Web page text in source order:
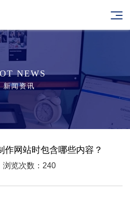
NEWS
新闻资讯
作网站时包含哪些内容？
览次数：240